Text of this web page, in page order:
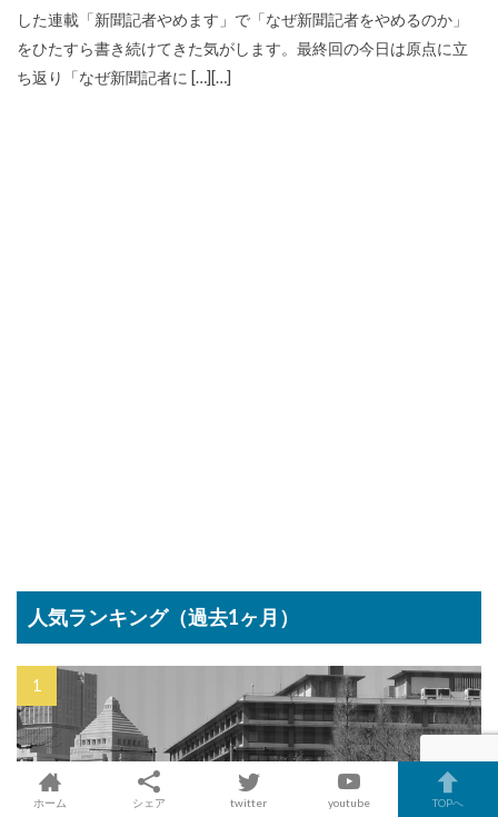
した連載「新聞記者やめます」で「なぜ新聞記者をやめるのか」
をひたすら書き続けてきた気がします。最終回の今日は原点に立
ち返り「なぜ新聞記者に […][…]
人気ランキング（過去1ヶ月）
ホーム シェア twitter youtube TOPへ